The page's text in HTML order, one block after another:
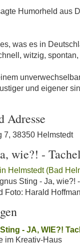
Humorheld aus
was es in
witzig,
und eigener
Adresse
7, 38350 Helmstedt
wie?! -
Helmstedt (Bad
Sting - Ja, wie?!
Foto: Harald
- JA, WIE?!
im Kreativ-Haus